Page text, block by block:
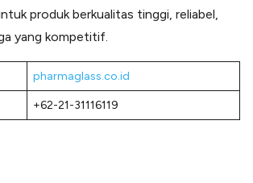
produk berkualitas tinggi, reliabel,
yang kompetitif.
pharmaglass.co.id
+62-21-31116119